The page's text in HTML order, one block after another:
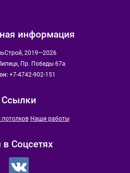
информация
2019—2026
Пр. Победы 67а
+7-4742-902-151
Ссылки
потолков Наши работы
Соцсетях